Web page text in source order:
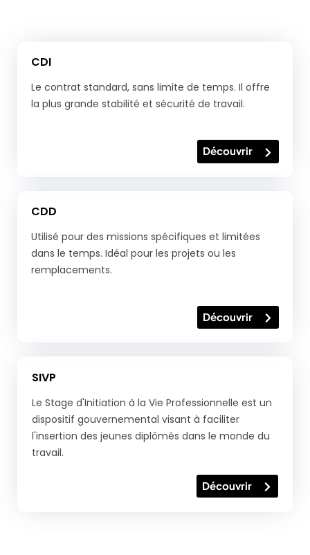
CDI
Le contrat standard, sans limite de temps. Il offre
la plus grande stabilité et sécurité de travail.
Découvrir
CDD
Utilisé pour des missions spécifiques et limitées
dans le temps. Idéal pour les projets ou les
remplacements.
Découvrir
SIVP
Le Stage d'Initiation à la Vie Professionnelle est un
dispositif gouvernemental visant à faciliter
l'insertion des jeunes diplômés dans le monde du
travail.
Découvrir